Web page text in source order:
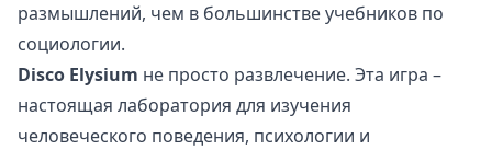
размышлений, чем в большинстве учебников по
социологии.
Disco Elysium не просто развлечение. Эта игра –
настоящая лаборатория для изучения
человеческого поведения, психологии и